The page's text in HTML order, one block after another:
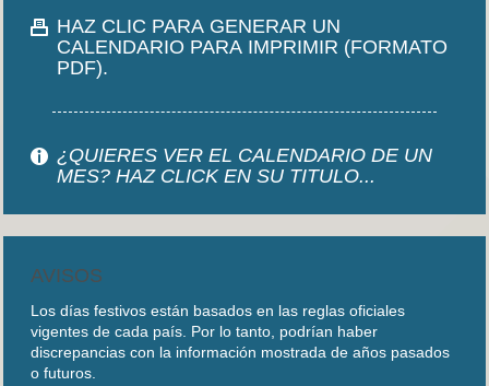
HAZ CLIC PARA GENERAR UN
CALENDARIO PARA IMPRIMIR (FORMATO
PDF).
¿QUIERES VER EL CALENDARIO DE UN
MES? HAZ CLICK EN SU TITULO...
AVISOS
Los días festivos están basados en las reglas oficiales
vigentes de cada país. Por lo tanto, podrían haber
discrepancias con la información mostrada de años pasados
o futuros.